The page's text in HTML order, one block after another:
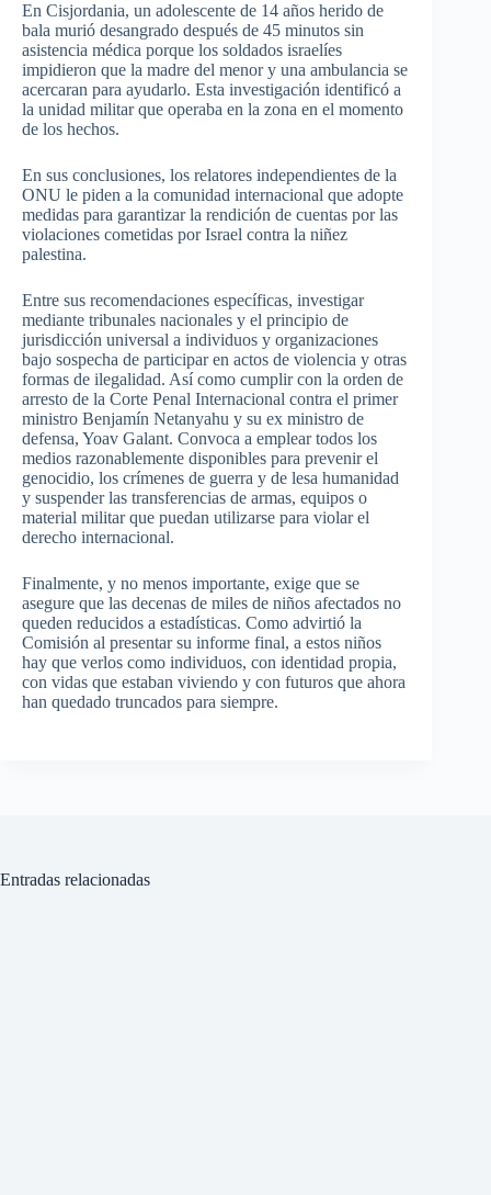
En Cisjordania, un adolescente de 14 años herido de
bala murió desangrado después de 45 minutos sin
asistencia médica porque los soldados israelíes
impidieron que la madre del menor y una ambulancia se
acercaran para ayudarlo. Esta investigación identificó a
la unidad militar que operaba en la zona en el momento
de los hechos.
En sus conclusiones, los relatores independientes de la
ONU le piden a la comunidad internacional que adopte
medidas para garantizar la rendición de cuentas por las
violaciones cometidas por Israel contra la niñez
palestina.
Entre sus recomendaciones específicas, investigar
mediante tribunales nacionales y el principio de
jurisdicción universal a individuos y organizaciones
bajo sospecha de participar en actos de violencia y otras
formas de ilegalidad. Así como cumplir con la orden de
arresto de la Corte Penal Internacional contra el primer
ministro Benjamín Netanyahu y su ex ministro de
defensa, Yoav Galant. Convoca a emplear todos los
medios razonablemente disponibles para prevenir el
genocidio, los crímenes de guerra y de lesa humanidad
y suspender las transferencias de armas, equipos o
material militar que puedan utilizarse para violar el
derecho internacional.
Finalmente, y no menos importante, exige que se
asegure que las decenas de miles de niños afectados no
queden reducidos a estadísticas. Como advirtió la
Comisión al presentar su informe final, a estos niños
hay que verlos como individuos, con identidad propia,
con vidas que estaban viviendo y con futuros que ahora
han quedado truncados para siempre.
Entradas relacionadas